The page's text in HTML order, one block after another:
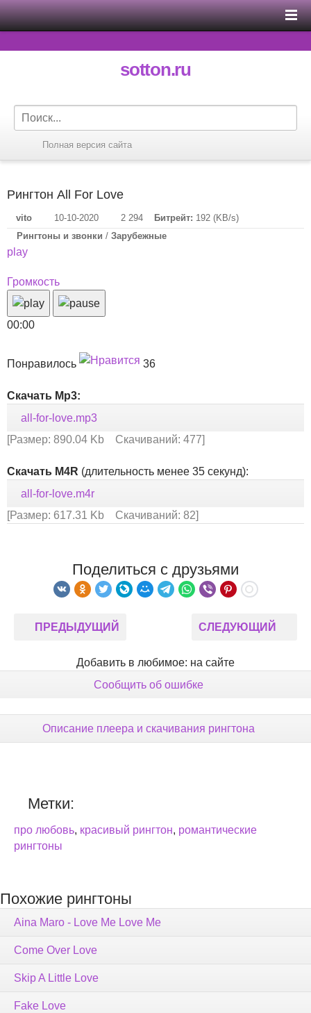
sotton.ru
Полная версия сайта
Рингтон All For Love
vito 10-10-2020 2 294 Битрейт: 192 (KB/s)
Рингтоны и звонки / Зарубежные
play
Громкость
00:00
Понравилось 36
Скачать Mp3:
all-for-love.mp3
[Размер: 890.04 Kb Скачиваний: 477]
Скачать M4R (длительность менее 35 секунд):
all-for-love.m4r
[Размер: 617.31 Kb Скачиваний: 82]
Поделиться с друзьями
ПРЕДЫДУЩИЙ СЛЕДУЮЩИЙ
Добавить в любимое: на сайте
Сообщить об ошибке
Описание плеера и скачивания рингтона
Метки:
про любовь, красивый рингтон, романтические
рингтоны
Похожие рингтоны
Aina Maro - Love Me Love Me
Come Over Love
Skip A Little Love
Fake Love